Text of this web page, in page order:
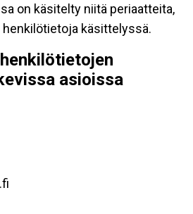
on käsitelty niitä periaatteita,
käsittelyssä.
asioissa